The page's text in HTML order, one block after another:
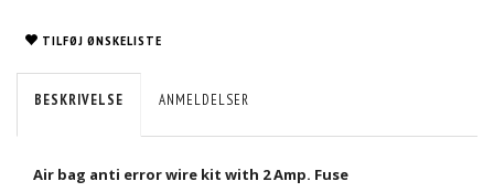
TILFØJ ØNSKELISTE
BESKRIVELSE ANMELDELSER
Air bag anti error wire kit with 2 Amp. Fuse